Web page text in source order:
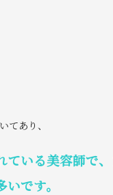
てあり、
ている美容師で、
です。